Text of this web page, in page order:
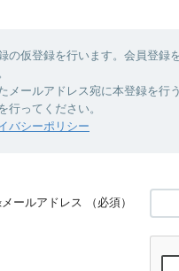
の仮登録を行います。会員登録
メールアドレス宛に本登録を行
行ってください。
バシーポリシー
ールアドレス （必須）